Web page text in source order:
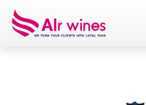
Dalla loro